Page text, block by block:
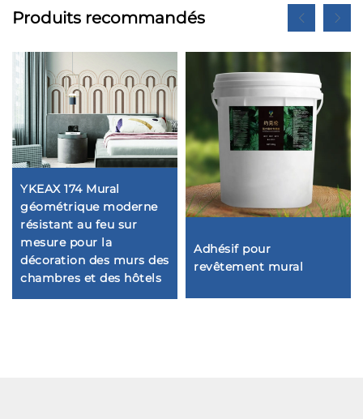
Produits recommandés
YKEAX 174 Mural
géométrique moderne
résistant au feu sur
mesure pour la
décoration des murs des
chambres et des hôtels
Adhésif pour
revêtement mural